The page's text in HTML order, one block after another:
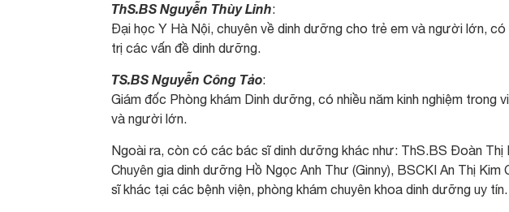
ThS.BS Nguyễn Thùy Linh:
Đại học Y Hà Nội, chuyên về dinh dưỡng cho trẻ em và người lớn,
trị các vấn đề dinh dưỡng.
TS.BS Nguyễn Công Tảo:
Giám đốc Phòng khám Dinh dưỡng, có nhiều năm kinh nghiệm
và người lớn.
Ngoài ra, còn có các bác sĩ dinh dưỡng khác như: ThS.BS Đoàn Thị
Chuyên gia dinh dưỡng Hồ Ngọc Anh Thư (Ginny), BSCKI An Thị
sĩ khác tại các bệnh viện, phòng khám chuyên khoa dinh dưỡng uy tín.